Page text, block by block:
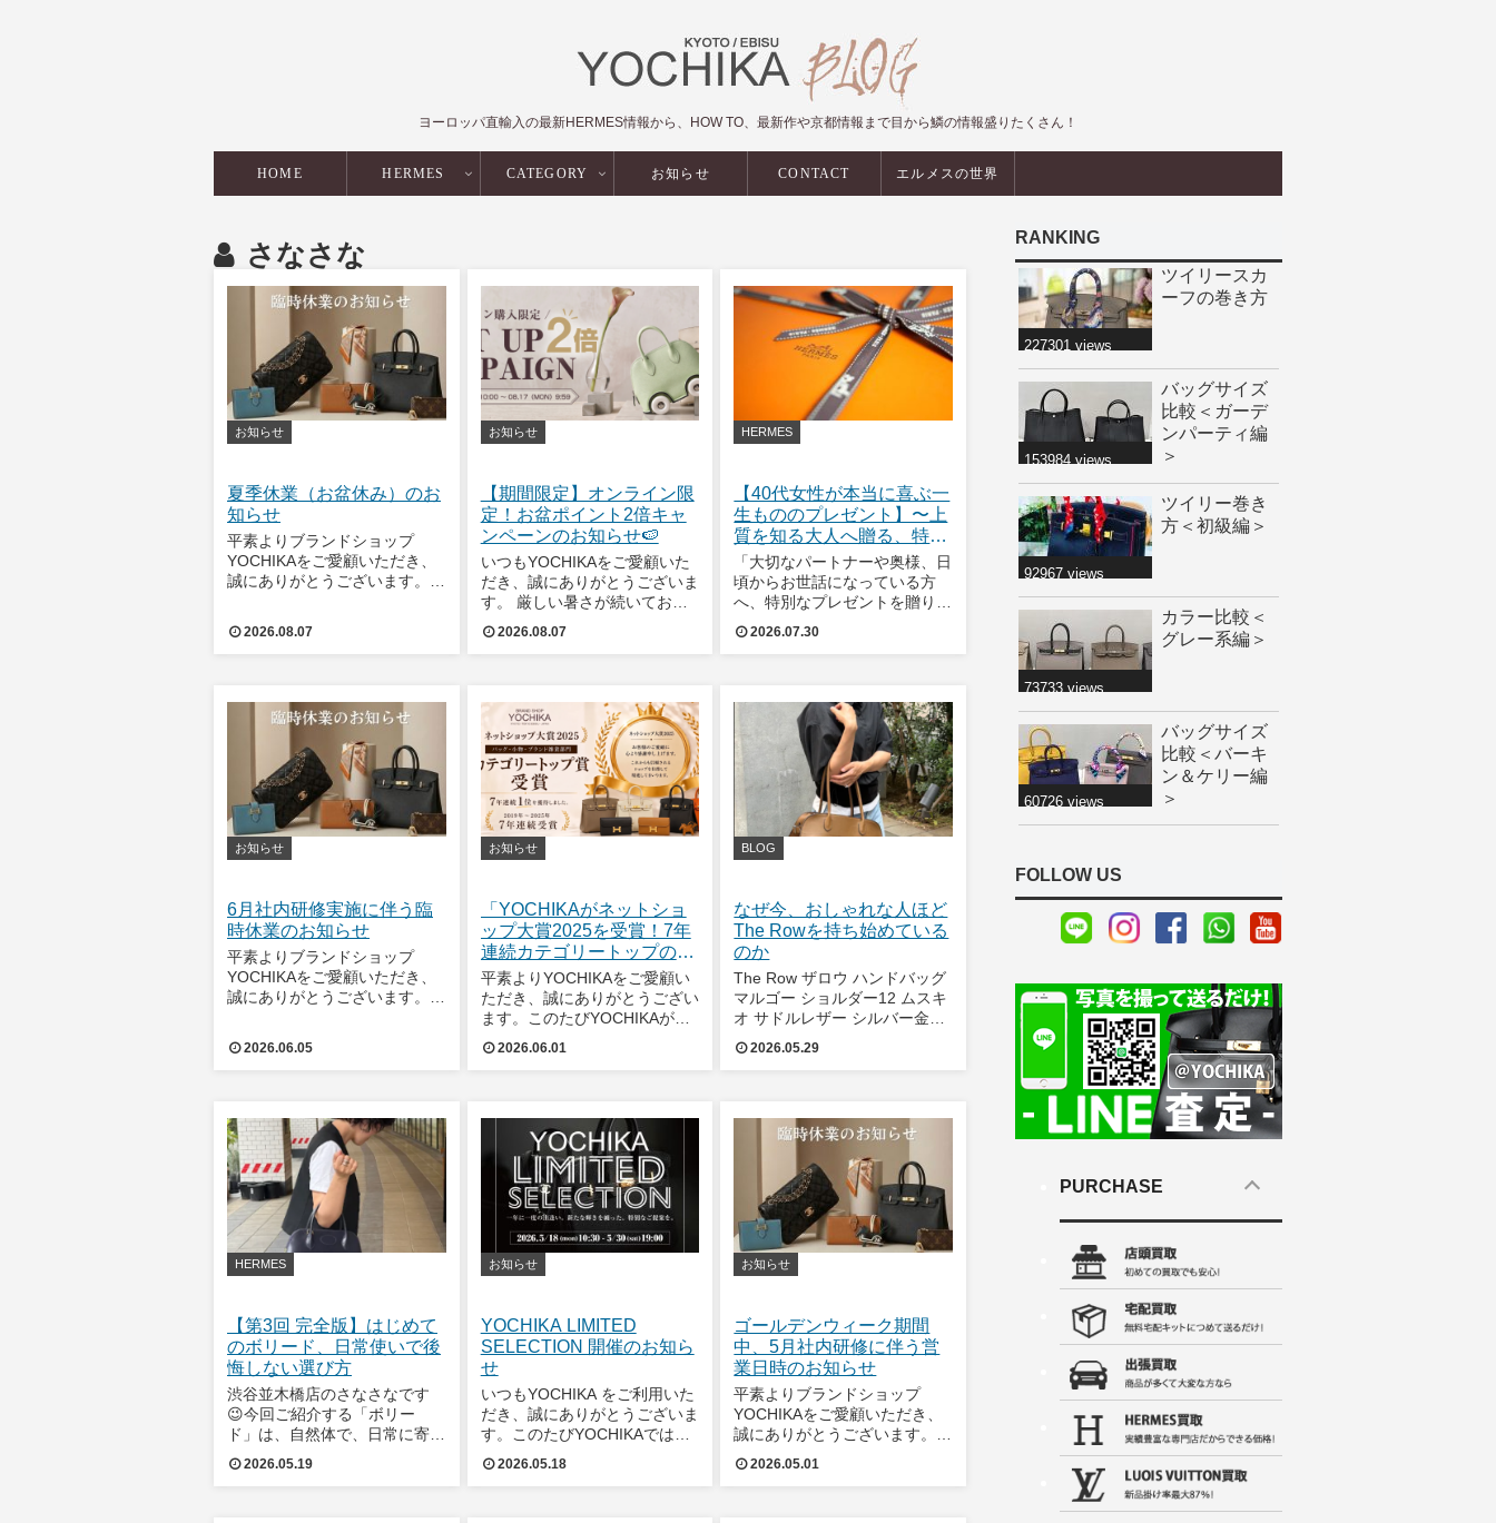
ヨーロッパ直輸入の最新HERMES情報から、HOW TO、最新作や京都情報まで目から鱗の情報盛りたくさん！
HOME HERMES CATEGORY お知らせ CONTACT エルメスの世界
さなさな
お知らせ
夏季休業（お盆休み）のお
知らせ
平素よりブランドショップ
YOCHIKAをご愛顧いただき、
誠にありがとうございます。誠
は、夏季休業（お盆休み）とさ
2026.08.07
お知らせ
【期間限定】オンライン限
定！お盆ポイント2倍キャ
ンペーンのお知らせ🍉
いつもYOCHIKAをご愛顧いた
だき、誠にありがとうございま
す。 厳しい暑さが続いており
ますが、皆様いかがお過ごしで
しょうか。もうすぐお盆休みに
しいお部屋でゆっくり過ごされ
たりと、皆様
2026.08.07
HERMES
【40代女性が本当に喜ぶ一
生もののプレゼント】〜上
質を知る大人へ贈る、特別
なギフト〜
「大切なパートナーや奥様、日
頃からお世話になっている方
へ、特別なプレゼントを贈りた
い。」そんな温かい気持ちに寄
り添って、とっておきのアイテ
贈り物をしようと考えたとき、
何を贈れば心から喜
2026.07.30
お知らせ
6月社内研修実施に伴う臨
時休業のお知らせ
平素よりブランドショップ
YOCHIKAをご愛顧いただき、
誠にありがとうございます。誠
臨時休業とさせていただきま
より一層ご満
2026.06.05
お知らせ
「YOCHIKAがネットショ
ップ大賞2025を受賞！7年
連続カテゴリートップの快
挙」
平素よりYOCHIKAをご愛顧い
ただき、誠にありがとうござい
ます。このたびYOCHIKAが運
営するオンラインショップは、
株式会社Ｅストアー主催の「ネ
ド雑貨部門」のカテゴリートッ
2026.06.01
BLOG
なぜ今、おしゃれな人ほど
The Rowを持ち始めている
のか
The Row ザロウ ハンドバッグ
マルゴー ショルダー12 ムスキ
オ サドルレザー シルバー金具
W1712 L72 SAランク【中古】
渋谷並木橋店のさなさなです
の華やかさとはまた違
2026.05.29
HERMES
【第3回 完全版】はじめて
のボリード、日常使いで後
悔しない選び方
渋谷並木橋店のさなさなです
😉今回ご紹介する「ボリー
ド」は、自然体で、日常に寄り
添ってくれるバッグです。
Hermèsらしい上品さを持ちな
2026.05.19
お知らせ
YOCHIKA LIMITED
SELECTION 開催のお知ら
せ
いつもYOCHIKA をご利用いた
だき、誠にありがとうございま
す。このたびYOCHIKAでは、
一年に一度の特別企画
「YOCHIKA LIMITED
2026.05.18
お知らせ
ゴールデンウィーク期間
中、5月社内研修に伴う営
業日時のお知らせ
平素よりブランドショップ
YOCHIKAをご愛顧いただき、
誠にありがとうございます。誠
に勝手ながら、臨時休業および
社内研修の実施に伴い、下記日
2026.05.01
RANKING
ツイリースカ
ーフの巻き方
227301 views
バッグサイズ
比較＜ガーデ
ンパーティ編
＞
153984 views
ツイリー巻き
方＜初級編＞
92967 views
カラー比較＜
グレー系編＞
73733 views
バッグサイズ
比較＜バーキ
ン＆ケリー編
＞
60726 views
FOLLOW US
PURCHASE